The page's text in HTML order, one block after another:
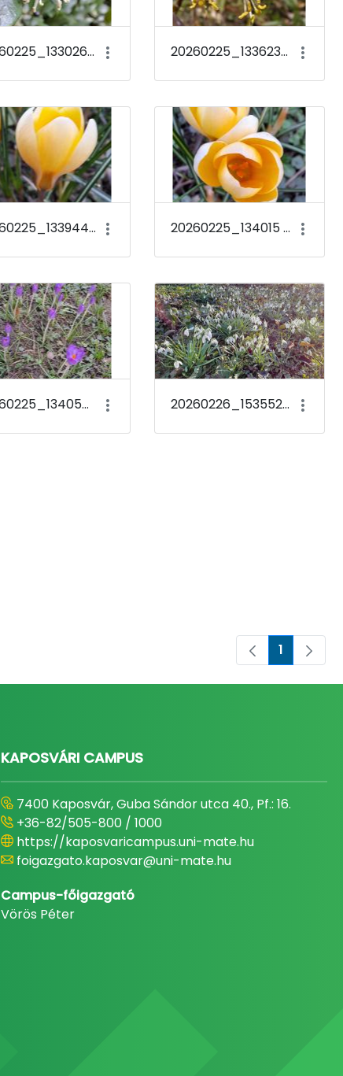
20260225_133026 Sarcococca confusa 20260225_133623 Lonicera standishii f. lancifolia
20260225_133944 Crocus chrysanthus &#39;Romance&#39; 20260225_134015 Crocus chrysanthus &#39;Romance&#39;
20260225_134054 Crocus tommasinianus &#39;Barr&#39;s Purple&#39; 20260226_153552 Galanthus nivalis
Page
1
KAPOSVÁRI CAMPUS
7400 Kaposvár, Guba Sándor utca 40., Pf.: 16.
+36-82/505-800 / 1000
https://kaposvaricampus.uni-mate.hu
foigazgato.kaposvar@uni-mate.hu
Campus-főigazgató
Vörös Péter